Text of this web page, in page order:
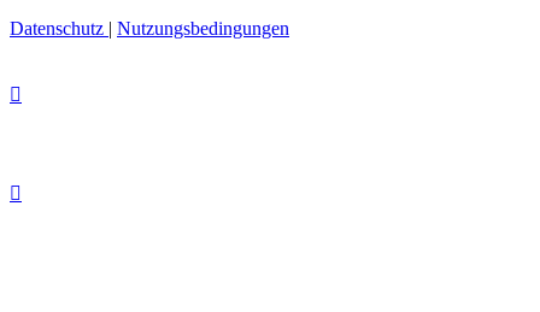
Datenschutz | Nutzungsbedingungen